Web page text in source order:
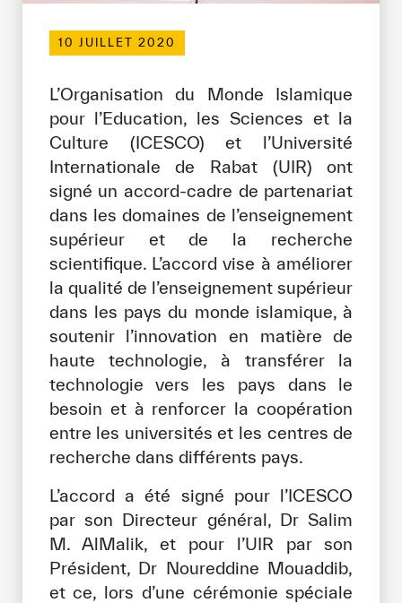
Bibliothèque Numérique de l’ICESCO
Actualités et événements
Communiqués de presse
Événements
Réseaux Sociaux de l’ICESCO
Contact
Contact
Bureaux de l’ICESCO
S’engager
Notre méthode de travail
S’engager
Rejoignez la famille de l’ICESCO
Pour les fournisseurs
Devenir partenaire
10 JUILLET 2020
L’Organisation du Monde Islamique
pour l’Education, les Sciences et la
Culture (ICESCO) et l’Université
Internationale de Rabat (UIR) ont
signé un accord-cadre de partenariat
dans les domaines de l’enseignement
supérieur et de la recherche
scientifique. L’accord vise à améliorer
la qualité de l’enseignement supérieur
dans les pays du monde islamique, à
soutenir l’innovation en matière de
haute technologie, à transférer la
technologie vers les pays dans le
besoin et à renforcer la coopération
entre les universités et les centres de
recherche dans différents pays.
L’accord a été signé pour l’ICESCO
par son Directeur général, Dr Salim
M. AlMalik, et pour l’UIR par son
Président, Dr Noureddine Mouaddib,
et ce, lors d’une cérémonie spéciale